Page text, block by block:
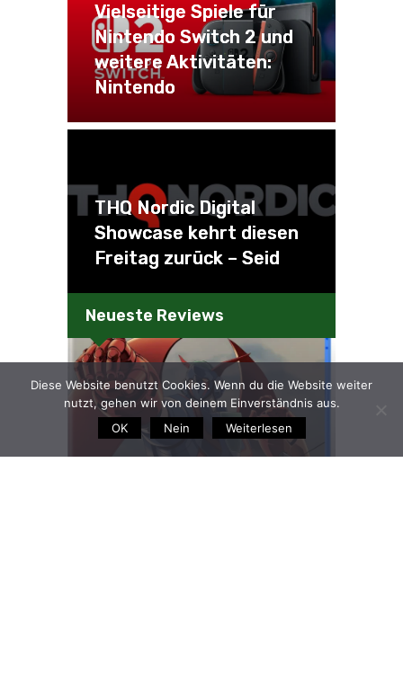
Vielseitige Spiele für
Nintendo Switch 2 und
weitere Aktivitäten:
Nintendo
THQ Nordic Digital
Showcase kehrt diesen
Freitag zurück – Seid
Neueste Reviews
Diese Website benutzt Cookies. Wenn du die Website weiter
nutzt, gehen wir von deinem Einverständnis aus.
OK
Nein Weiterlesen